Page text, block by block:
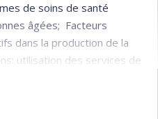
de soins de santé
âgées; Facteurs
dans la production de la
utilisation des services de
âgées,
de santé, fragilité chez